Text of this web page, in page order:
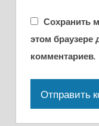
Сохранить
этом
комментариев.